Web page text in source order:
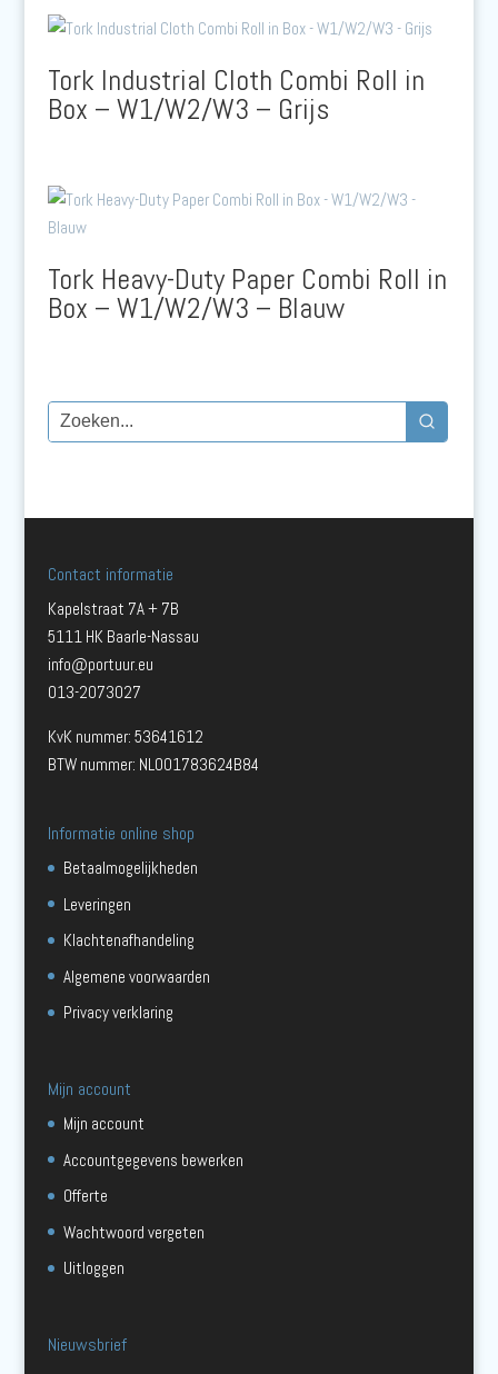
Tork Industrial Cloth Combi Roll in
Box – W1/W2/W3 – Grijs
Tork Heavy-Duty Paper Combi Roll in
Box – W1/W2/W3 – Blauw
Contact informatie
Kapelstraat 7A + 7B
5111 HK Baarle-Nassau
info@portuur.eu
013-2073027
KvK nummer: 53641612
BTW nummer: NL001783624B84
Informatie online shop
Betaalmogelijkheden
Leveringen
Klachtenafhandeling
Algemene voorwaarden
Privacy verklaring
Mijn account
Mijn account
Accountgegevens bewerken
Offerte
Wachtwoord vergeten
Uitloggen
Nieuwsbrief